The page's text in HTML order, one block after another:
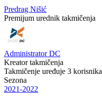
Predrag Nišić
Premijum urednik takmičenja
Administrator DC
Kreator takmičenja
Takmičenje uređuje 3 korisnika
Sezona
2021-2022